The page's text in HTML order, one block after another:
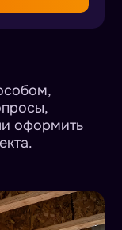
оформить